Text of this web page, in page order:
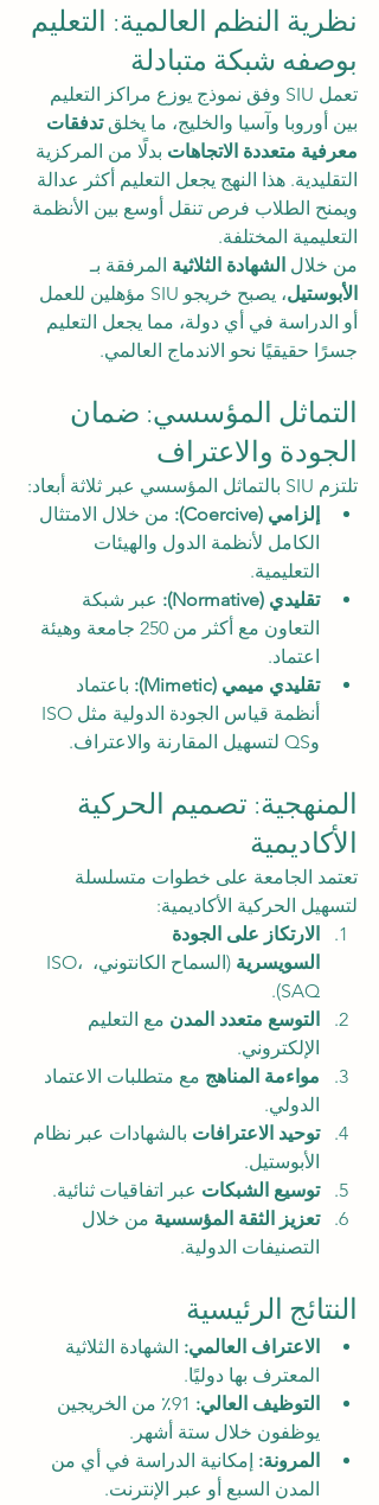
نظرية النظم العالمية: التعليم
بوصفه شبكة متبادلة
تعمل SIU وفق نموذج يوزع مراكز التعليم
بين أوروبا وآسيا والخليج، ما يخلق تدفقات
معرفية متعددة الاتجاهات بدلًا من المركزية
التقليدية. هذا النهج يجعل التعليم أكثر عدالة
ويمنح الطلاب فرص تنقل أوسع بين الأنظمة
التعليمية المختلفة.
من خلال الشهادة الثلاثية المرفقة بـ
الأبوستيل
، يصبح خريجو SIU مؤهلين للعمل
أو الدراسة في أي دولة، مما يجعل التعليم
جسرًا حقيقيًا نحو الاندماج العالمي.
التماثل المؤسسي: ضمان
الجودة والاعتراف
تلتزم SIU بالتماثل المؤسسي عبر ثلاثة أبعاد:
إلزامي (Coercive):
من خلال الامتثال
الكامل لأنظمة الدول والهيئات
التعليمية.
تقليدي (Normative):
عبر شبكة
التعاون مع أكثر من 250 جامعة وهيئة
اعتماد.
تقليدي ميمي (Mimetic):
باعتماد
وQS لتسهيل المقارنة والاعتراف.
المنهجية: تصميم الحركية
الأكاديمية
تعتمد الجامعة على خطوات متسلسلة
لتسهيل الحركية الأكاديمية:
الارتكاز على الجودة
السويسرية
(السماح الكانتوني، ISO،
SAQ).
التوسع متعدد المدن مع التعليم
الإلكتروني.
مواءمة المناهج مع متطلبات الاعتماد
الدولي.
توحيد الاعترافات بالشهادات عبر نظام
الأبوستيل.
توسيع الشبكات عبر اتفاقيات ثنائية.
تعزيز الثقة المؤسسية من خلال
التصنيفات الدولية.
النتائج الرئيسية
الاعتراف العالمي: الشهادة الثلاثية
المعترف بها دوليًا.
التوظيف العالي:
91٪ من الخريجين
يوظفون خلال ستة أشهر.
المرونة: إمكانية الدراسة في أي من
المدن السبع أو عبر الإنترنت.